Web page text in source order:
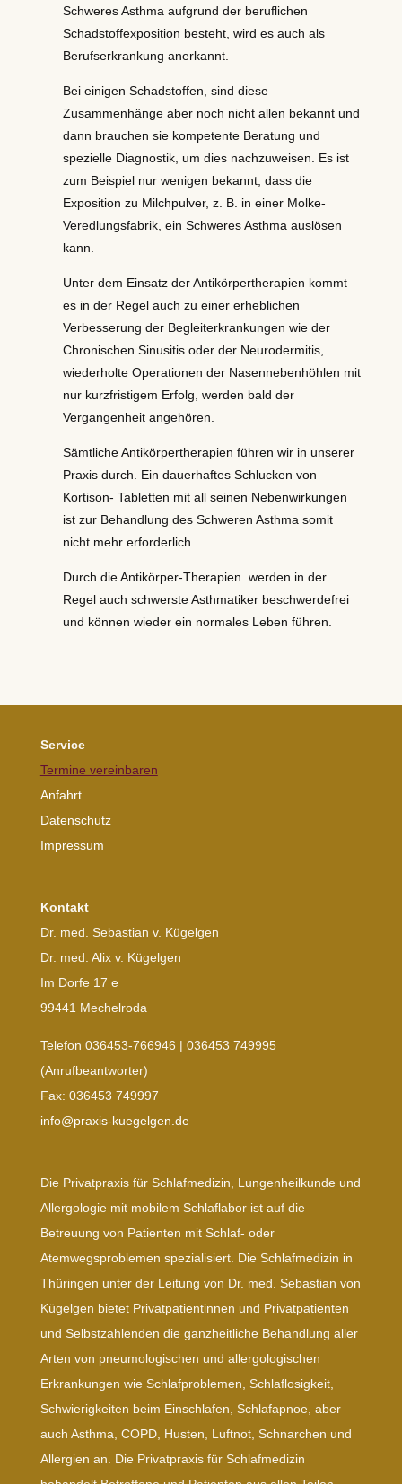
Schweres Asthma aufgrund der beruflichen
Schadstoffexposition besteht, wird es auch als
Berufserkrankung anerkannt.
Bei einigen Schadstoffen, sind diese
Zusammenhänge aber noch nicht allen bekannt und
dann brauchen sie kompetente Beratung und
spezielle Diagnostik, um dies nachzuweisen. Es ist
zum Beispiel nur wenigen bekannt, dass die
Exposition zu Milchpulver, z. B. in einer Molke-
Veredlungsfabrik, ein Schweres Asthma auslösen
kann.
Unter dem Einsatz der Antikörpertherapien kommt
es in der Regel auch zu einer erheblichen
Verbesserung der Begleiterkrankungen wie der
Chronischen Sinusitis oder der Neurodermitis,
wiederholte Operationen der Nasennebenhöhlen mit
nur kurzfristigem Erfolg, werden bald der
Vergangenheit angehören.
Sämtliche Antikörpertherapien führen wir in unserer
Praxis durch. Ein dauerhaftes Schlucken von
Kortison- Tabletten mit all seinen Nebenwirkungen
ist zur Behandlung des Schweren Asthma somit
nicht mehr erforderlich.
Durch die Antikörper-Therapien werden in der
Regel auch schwerste Asthmatiker beschwerdefrei
und können wieder ein normales Leben führen.
Service
Termine vereinbaren
Anfahrt
Datenschutz
Impressum
Kontakt
Dr. med. Sebastian v. Kügelgen
Dr. med. Alix v. Kügelgen
Im Dorfe 17 e
99441 Mechelroda
Telefon 036453-766946 | 036453 749995
(Anrufbeantworter)
Fax: 036453 749997
info@praxis-kuegelgen.de
Die Privatpraxis für Schlafmedizin, Lungenheilkunde und
Allergologie mit mobilem Schlaflabor ist auf die
Betreuung von Patienten mit Schlaf- oder
Atemwegsproblemen spezialisiert. Die Schlafmedizin in
Thüringen unter der Leitung von Dr. med. Sebastian von
Kügelgen bietet Privatpatientinnen und Privatpatienten
und Selbstzahlenden die ganzheitliche Behandlung aller
Arten von pneumologischen und allergologischen
Erkrankungen wie Schlafproblemen, Schlaflosigkeit,
Schwierigkeiten beim Einschlafen, Schlafapnoe, aber
auch Asthma, COPD, Husten, Luftnot, Schnarchen und
Allergien an. Die Privatpraxis für Schlafmedizin